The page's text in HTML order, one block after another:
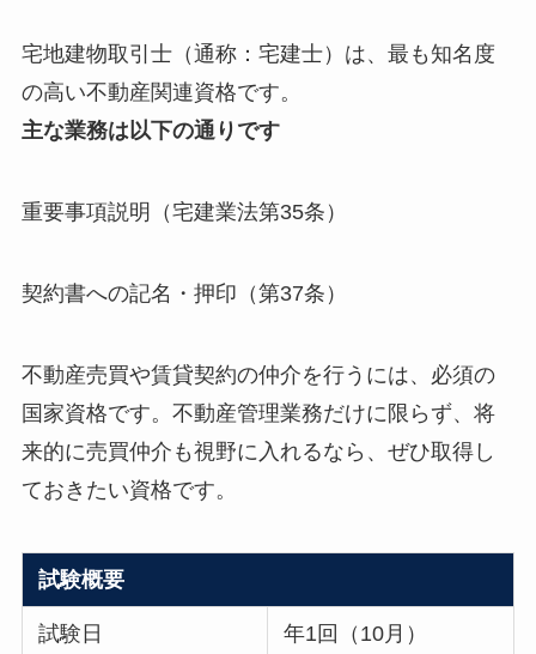
宅地建物取引士（通称：宅建士）は、最も知名度
の高い不動産関連資格です。
主な業務は以下の通りです
重要事項説明（宅建業法第35条）
契約書への記名・押印（第37条）
不動産売買や賃貸契約の仲介を行うには、必須の
国家資格です。不動産管理業務だけに限らず、将
来的に売買仲介も視野に入れるなら、ぜひ取得し
ておきたい資格です。
試験概要
試験日 年1回（10月）